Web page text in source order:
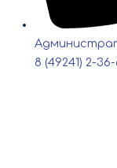
8 (49241) 2-